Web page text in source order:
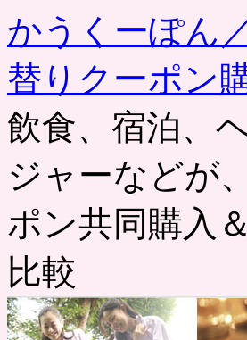
かうくーぽん
替りクーポン
飲食、宿泊、
ジャーなどが
ポン共同購入
比較